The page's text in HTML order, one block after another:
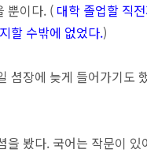
뿐이다. ( 대학 졸업할 직
할 수밖에 없었다.)
셤장에 늦게 들어가기도
봤다. 국어는 작문이